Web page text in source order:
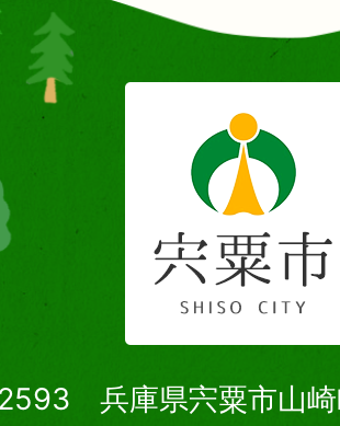
兵庫県宍粟市山崎